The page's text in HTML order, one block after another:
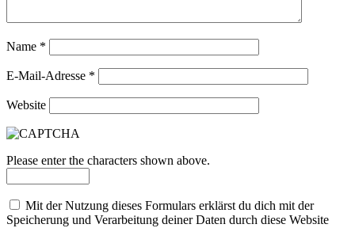
Name *
E-Mail-Adresse *
Website
Please enter the characters shown above.
Mit der Nutzung dieses Formulars erklärst du dich mit der
Speicherung und Verarbeitung deiner Daten durch diese Website